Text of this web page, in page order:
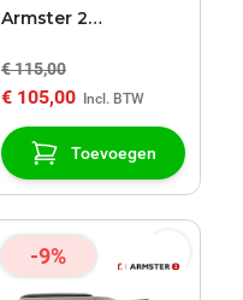
Armster 2
€ 115,00
€ 105,00
Toevoegen
-9%